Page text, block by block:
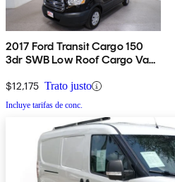
2017 Ford Transit Cargo 150
3dr SWB Low Roof Cargo Van
Door
$12,175 Trato justo
Incluye tarifas de conc.